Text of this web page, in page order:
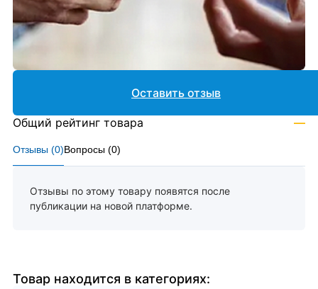
Отзывы (0)Вопросы (0)
Отзывы по этому товару появятся после
публикации на новой платформе.
Оставить отзыв
Общий рейтинг товара —
Товар находится в категориях: